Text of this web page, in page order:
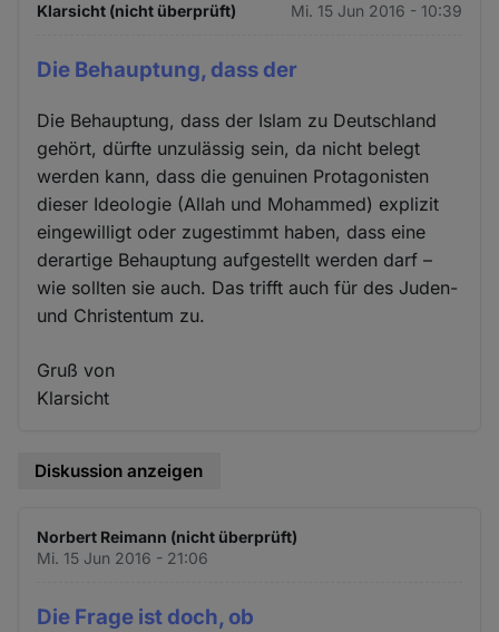
Klarsicht (nicht überprüft) Mi. 15 Jun 2016 - 10:39
Die Behauptung, dass der
Die Behauptung, dass der Islam zu Deutschland
gehört, dürfte unzulässig sein, da nicht belegt
werden kann, dass die genuinen Protagonisten
dieser Ideologie (Allah und Mohammed) explizit
eingewilligt oder zugestimmt haben, dass eine
derartige Behauptung aufgestellt werden darf –
wie sollten sie auch. Das trifft auch für des Juden-
und Christentum zu.
Gruß von
Klarsicht
Diskussion anzeigen
Norbert Reimann (nicht überprüft)
Mi. 15 Jun 2016 - 21:06
Die Frage ist doch, ob